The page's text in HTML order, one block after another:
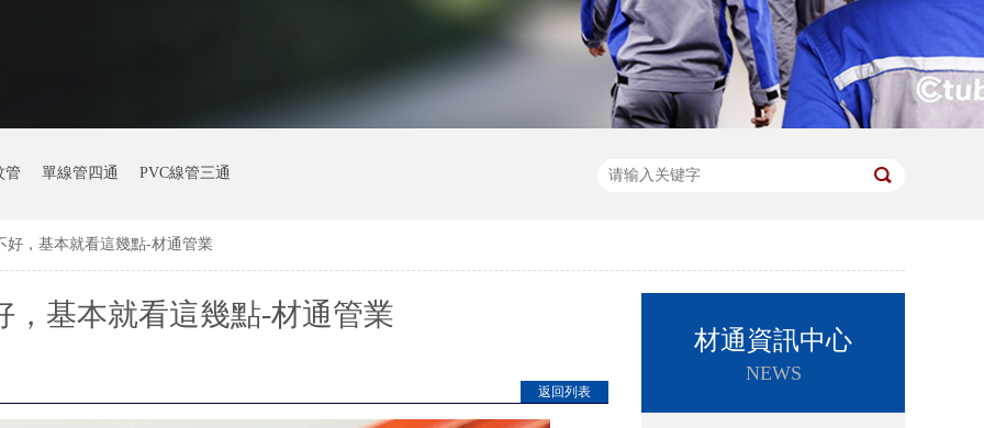
管 單線管四通 PVC線管三通
好，基本就看這幾點-材通管業
，基本就看這幾點-材通管業
返回列表
材通資訊中心
NEWS